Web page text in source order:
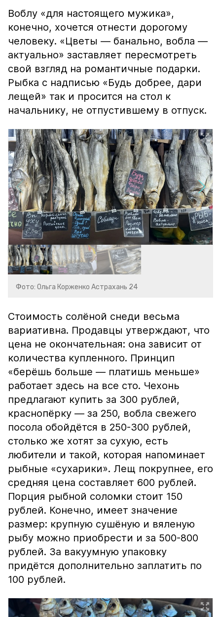
Воблу «для настоящего мужика»,
конечно, хочется отнести дорогому
человеку. «Цветы — банально, вобла —
актуально» заставляет пересмотреть
свой взгляд на романтичные подарки.
Рыбка с надписью «Будь добрее, дари
лещей» так и просится на стол к
начальнику, не отпустившему в отпуск.
Фото: Ольга Корженко Астрахань 24
Стоимость солёной снеди весьма
вариативна. Продавцы утверждают, что
цена не окончательная: она зависит от
количества купленного. Принцип
«берёшь больше — платишь меньше»
работает здесь на все сто. Чехонь
предлагают купить за 300 рублей,
краснопёрку — за 250, вобла свежего
посола обойдётся в 250-300 рублей,
столько же хотят за сухую, есть
любители и такой, которая напоминает
рыбные «сухарики». Лещ покрупнее, его
средняя цена составляет 600 рублей.
Порция рыбной соломки стоит 150
рублей. Конечно, имеет значение
размер: крупную сушёную и вяленую
рыбу можно приобрести и за 500-800
рублей. За вакуумную упаковку
придётся дополнительно заплатить по
100 рублей.